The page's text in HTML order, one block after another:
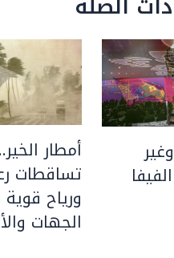
أمطار الخير..
تساقطات
ورياح
الجهات